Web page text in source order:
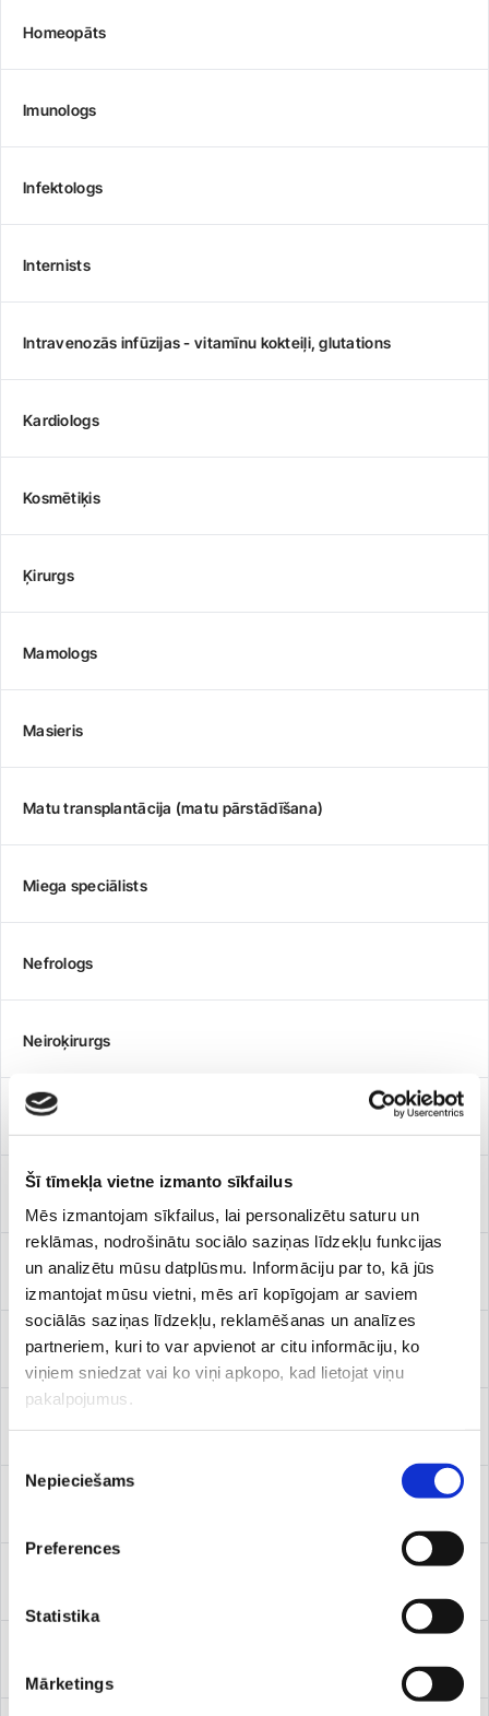
Šī tīmekļa vietne izmanto sīkfailus
Mēs izmantojam sīkfailus, lai personalizētu saturu un
reklāmas, nodrošinātu sociālo saziņas līdzekļu funkcijas
un analizētu mūsu datplūsmu. Informāciju par to, kā jūs
izmantojat mūsu vietni, mēs arī kopīgojam ar saviem
sociālās saziņas līdzekļu, reklamēšanas un analīzes
partneriem, kuri to var apvienot ar citu informāciju, ko
viņiem sniedzat vai ko viņi apkopo, kad lietojat viņu
pakalpojumus.
izvēle
Nepieciešams
Preferences
Statistika
Mārketings
Homeopāts
Imunologs
Infektologs
Internists
Intravenozās infūzijas - vitamīnu kokteiļi, glutations
Kardiologs
Kosmētiķis
Ķirurgs
Mamologs
Masieris
Matu transplantācija (matu pārstādīšana)
Miega speciālists
Nefrologs
Neiroķirurgs
Neirologs
Oftalmologs jeb acu ārsts
Onkologs
Osteopātijas metode
Osteoporozes speciālists